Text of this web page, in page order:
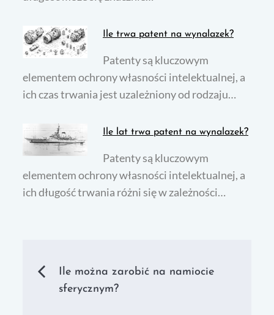
Ile trwa patent na wynalazek?
Patenty są kluczowym
elementem ochrony własności intelektualnej, a
ich czas trwania jest uzależniony od rodzaju…
Ile lat trwa patent na wynalazek?
Patenty są kluczowym
elementem ochrony własności intelektualnej, a
ich długość trwania różni się w zależności…
Nawigacja
Ile można zarobić na namiocie
sferycznym?